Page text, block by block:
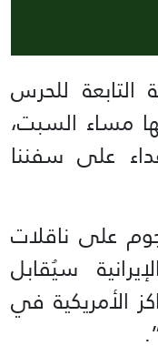
التابعة للحرس
مساء السبت،
على سفننا
على ناقلات
سيُقابل
الأمريكية في